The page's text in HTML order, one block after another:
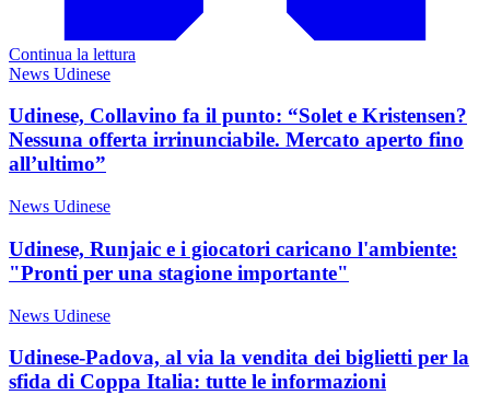
Continua la lettura
News Udinese
Udinese, Collavino fa il punto: “Solet e Kristensen?
Nessuna offerta irrinunciabile. Mercato aperto fino
all’ultimo”
News Udinese
Udinese, Runjaic e i giocatori caricano l'ambiente:
"Pronti per una stagione importante"
News Udinese
Udinese-Padova, al via la vendita dei biglietti per la
sfida di Coppa Italia: tutte le informazioni